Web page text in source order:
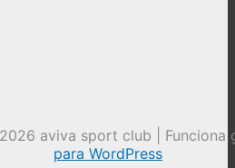
aviva sport club | Funciona
para WordPress